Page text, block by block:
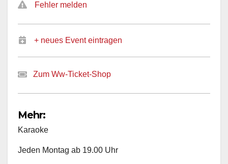
Fehler melden
+ neues Event eintragen
Zum Ww-Ticket-Shop
Mehr:
Karaoke
Jeden Montag ab 19.00 Uhr